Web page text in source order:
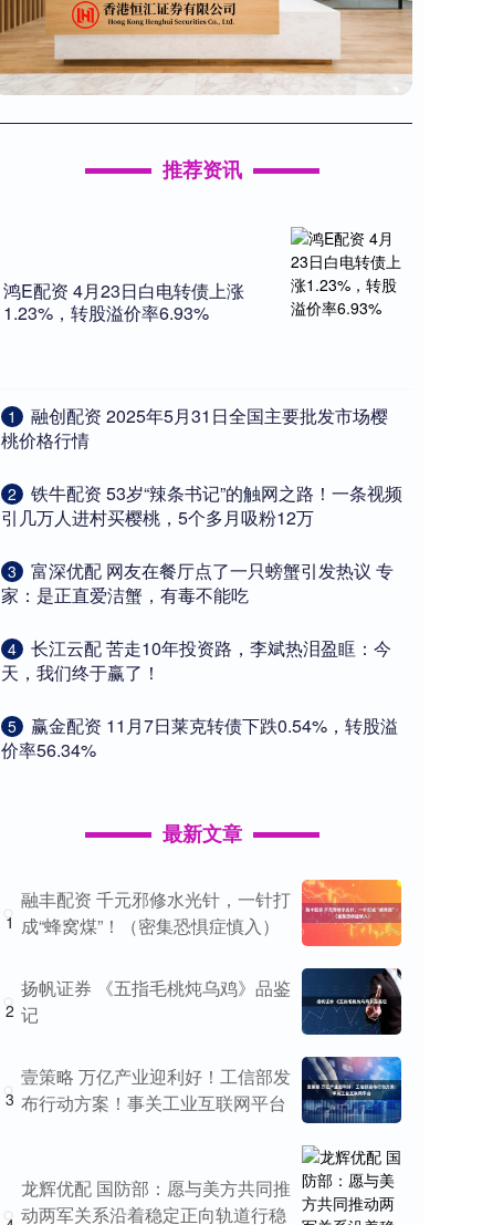
推荐资讯
鸿E配资 4月23日白电转债上涨
1.23%，转股溢价率6.93%
1
​融创配资 2025年5月31日全国主要批发市场樱
桃价格行情
2
​铁牛配资 53岁“辣条书记”的触网之路！一条视频
引几万人进村买樱桃，5个多月吸粉12万
3
​富深优配 网友在餐厅点了一只螃蟹引发热议 专
家：是正直爱洁蟹，有毒不能吃
4
​长江云配 苦走10年投资路，李斌热泪盈眶：今
天，我们终于赢了！
5
​赢金配资 11月7日莱克转债下跌0.54%，转股溢
价率56.34%
最新文章
1
融丰配资 千元邪修水光针，一针打
成“蜂窝煤”！（密集恐惧症慎入）
2
扬帆证券 《五指毛桃炖乌鸡》品鉴
记
3
壹策略 万亿产业迎利好！工信部发
布行动方案！事关工业互联网平台
龙辉优配 国防部：愿与美方共同推
动两军关系沿着稳定正向轨道行稳